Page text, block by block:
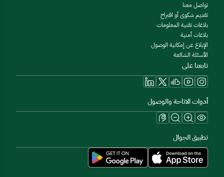
تواصل معنا
تقديم شكوى أو اقتراح
بلاغات تقنية المعلومات
بلاغات أمنية
الإبلاغ عن إمكانية الوصول
الأسئلة الشائعة
تابعنا على
أدوات الاتاحة والوصول
تطبيق الجوال